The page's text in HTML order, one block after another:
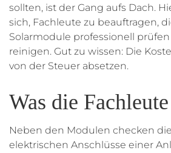
sollten, ist der Gang aufs Dach.
sich, Fachleute zu beauftragen,
Solarmodule professionell
reinigen. Gut zu wissen: Die
von der Steuer absetzen.
Was die
Neben den Modulen checken
elektrischen Anschlüsse einer